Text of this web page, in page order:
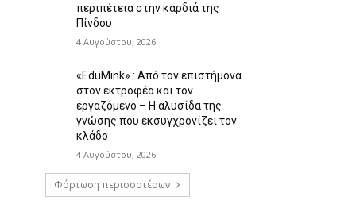
περιπέτεια στην καρδιά της
Πίνδου
4 Αυγούστου, 2026
«EduMink» : Από τον επιστήμονα
στον εκτροφέα και τον
εργαζόμενο – Η αλυσίδα της
γνώσης που εκσυγχρονίζει τον
κλάδο
4 Αυγούστου, 2026
Φόρτωση περισσοτέρων